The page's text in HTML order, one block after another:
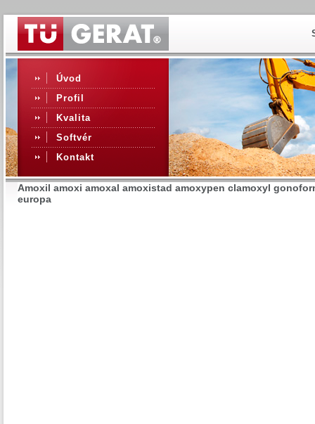
Úvod
Profil
Kvalita
Softvér
Kontakt
Amoxil amoxi amoxal amoxistad amoxypen clamoxyl
europa